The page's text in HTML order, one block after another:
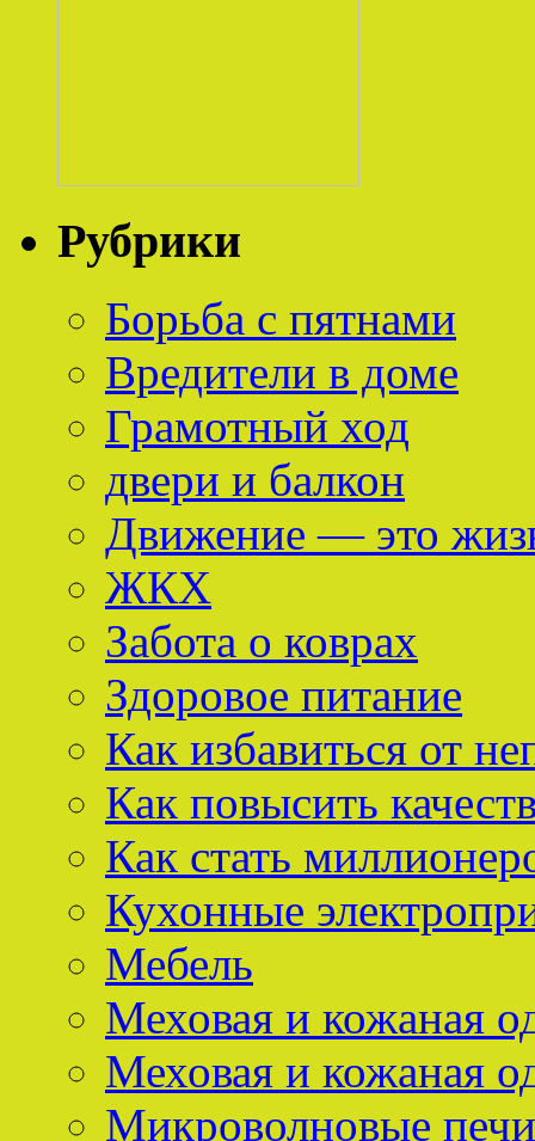
Рубрики
Борьба с пятнами
Вредители в доме
Грамотный ход
двери и балкон
Движение — это
ЖКХ
Забота о коврах
Здоровое питание
Как избавиться от
Как повысить
Как стать
Кухонные
Мебель
Меховая и кожаная
Меховая и кожаная
Микроволновые печи